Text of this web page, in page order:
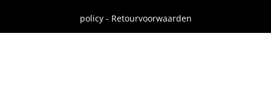
policy- Retourvoorwaarden